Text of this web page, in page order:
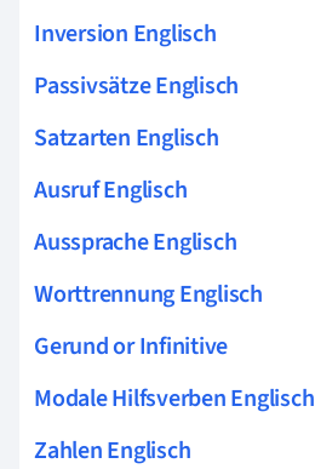
Inversion Englisch
Passivsätze Englisch
Satzarten Englisch
Ausruf Englisch
Aussprache Englisch
Worttrennung Englisch
Gerund or Infinitive
Modale Hilfsverben Englisch
Zahlen Englisch